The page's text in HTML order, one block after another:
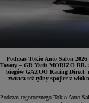
Podczas Tokio Auto Salon
Toyoty – GR Yaris MORIZO RR.
biegów GAZOO Racing Direct,
zwraca też tylny spojler z
Podczas tegorocznego Tokio Auto